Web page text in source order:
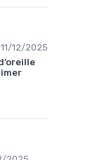
11/12/2025